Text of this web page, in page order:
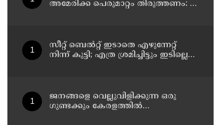
അമേരിക്ക പെരുമാറ്റം തിരുത്തണം: 6
സീറ്റ് ബെല്‍റ്റ് ഇടാതെ എഴുന്നേറ്റ്
നിന്ന് കുട്ടി; എത്ര ശ്രമിച്ചിട്ടും ഇടില്ലെന്ന്
ജനങ്ങളെ വെല്ലുവിളിക്കുന്ന ഒരു
ഗുണ്ടക്കും കേരളത്തില്‍